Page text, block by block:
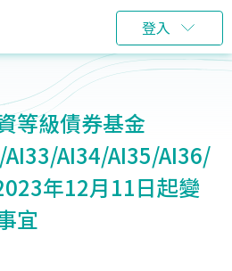
登入
等級債券基金
AI34/AI35/AI36/
年12月11日起變
宜